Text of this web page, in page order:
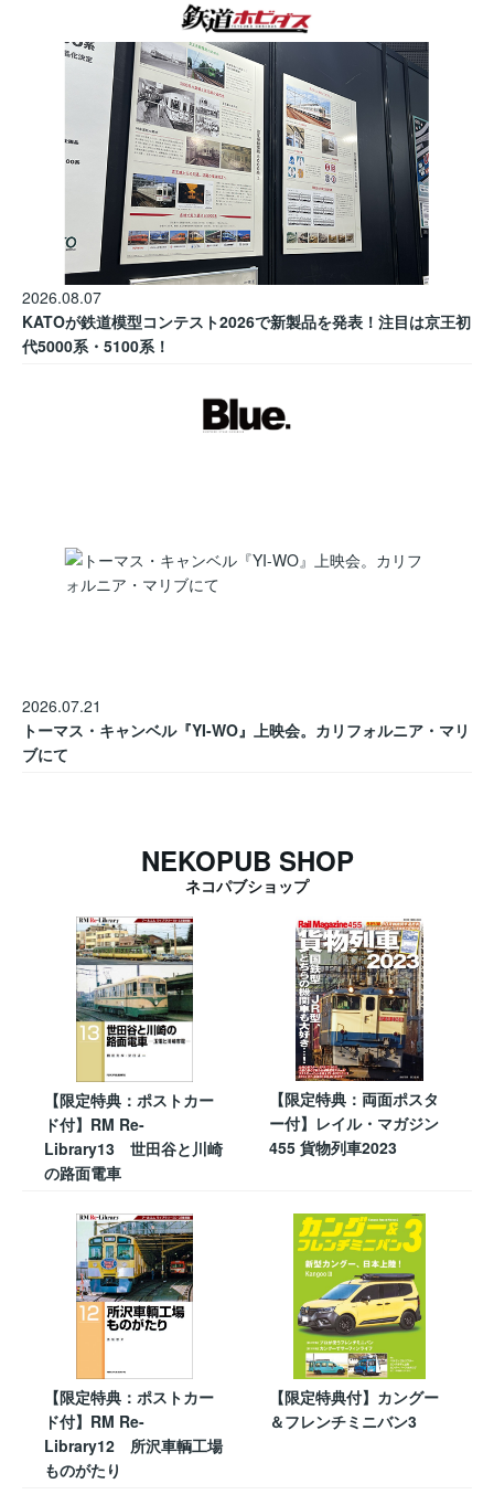
2026.08.07
KATOが鉄道模型コンテスト2026で新製品を発表！注目は京王初
代5000系・5100系！
2026.07.21
トーマス・キャンベル『YI-WO』上映会。カリフォルニア・マリ
ブにて
NEKOPUB SHOP
ネコパブショップ
【限定特典：ポストカー
ド付】RM Re-
Library13 世田谷と川崎
の路面電車
【限定特典：両面ポスタ
ー付】レイル・マガジン
455 貨物列車2023
【限定特典：ポストカー
ド付】RM Re-
Library12 所沢車輌工場
ものがたり
【限定特典付】カングー
＆フレンチミニバン3